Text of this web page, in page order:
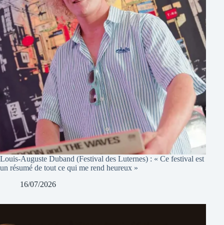
Louis-Auguste Duband (Festival des Luternes) : « Ce festival est
un résumé de tout ce qui me rend heureux »
16/07/2026